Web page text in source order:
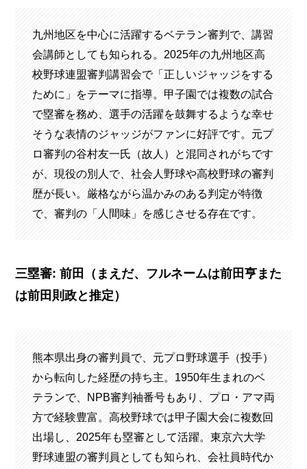
九州地区を中心に活躍するベテラン審判で、講習
会講師としても知られる。2025年の九州地区高
校野球連盟審判講習会で「正しいジャッジをする
ために」をテーマに指導。甲子園では複数の試合
で塁審を務め、選手の活躍を鼓舞するような幸せ
そうな表情のジャッジがファンに好評です。元プ
ロ審判の谷村友一氏（故人）と混同されがちです
が、現役の別人で、社会人野球や高校野球の審判
歴が長い。厳格ながら温かみのある判定が特徴
で、審判の「人間味」を感じさせる存在です。
三塁審: 前田（まえだ、フルネームは前田亨また
は前田則政と推定）
熊本県出身の審判員で、元プロ野球選手（投手）
から転向した経歴の持ち主。1950年生まれのベ
テランで、NPB審判袖番号もあり、プロ・アマ両
方で経験豊富。高校野球では甲子園大会に複数回
出場し、2025年も塁審として活躍。東京六大学
野球連盟の審判員としても知られ、会社員時代か